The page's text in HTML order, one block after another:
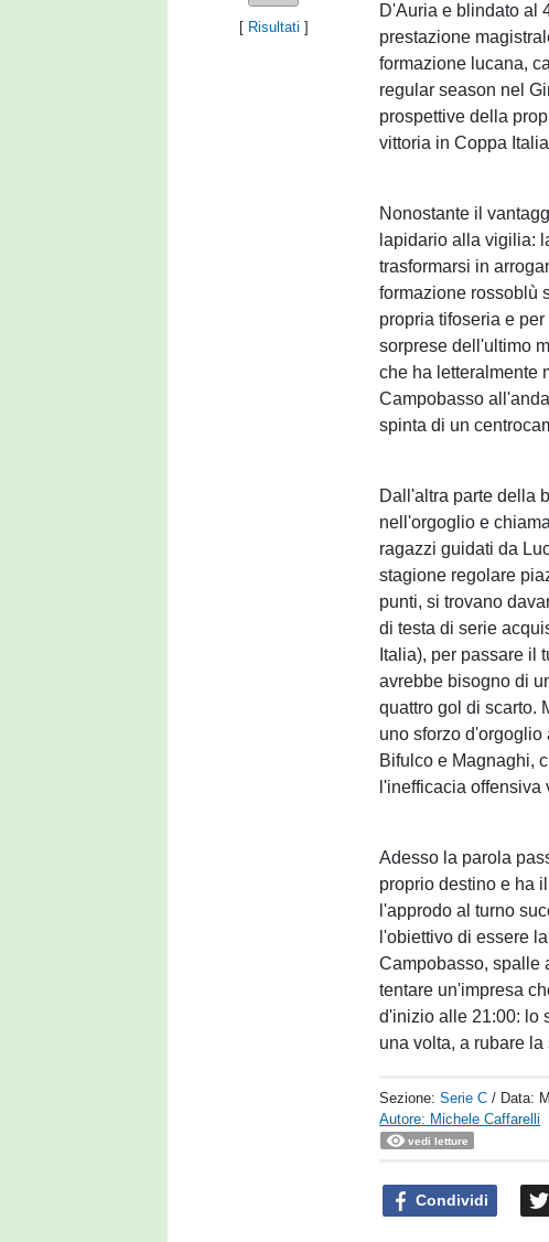
[ Risultati ]
D'Auria e blindato al
prestazione
formazione lucana,
regular season nel
prospettive della
vittoria in Coppa
Nonostante il
lapidario alla vigilia:
trasformarsi in
formazione rossoblù
propria tifoseria e
sorprese dell'ultimo
che ha letteralmente
Campobasso
spinta di un
Dall'altra parte della
nell'orgoglio e
ragazzi guidati da
stagione regolare
punti, si trovano
di testa di serie
Italia), per passare il
avrebbe bisogno di
quattro gol di scarto.
uno sforzo
Bifulco e Magnaghi,
l'inefficacia offensiva
Adesso la parola
proprio destino e ha
l'approdo al turno
l'obiettivo di essere
Campobasso, spalle
tentare un'impresa
d'inizio alle 21:00: lo
una volta, a rubare la
Sezione:Serie C / Data:
Autore: Michele Caffarelli
vedi letture
Condividi